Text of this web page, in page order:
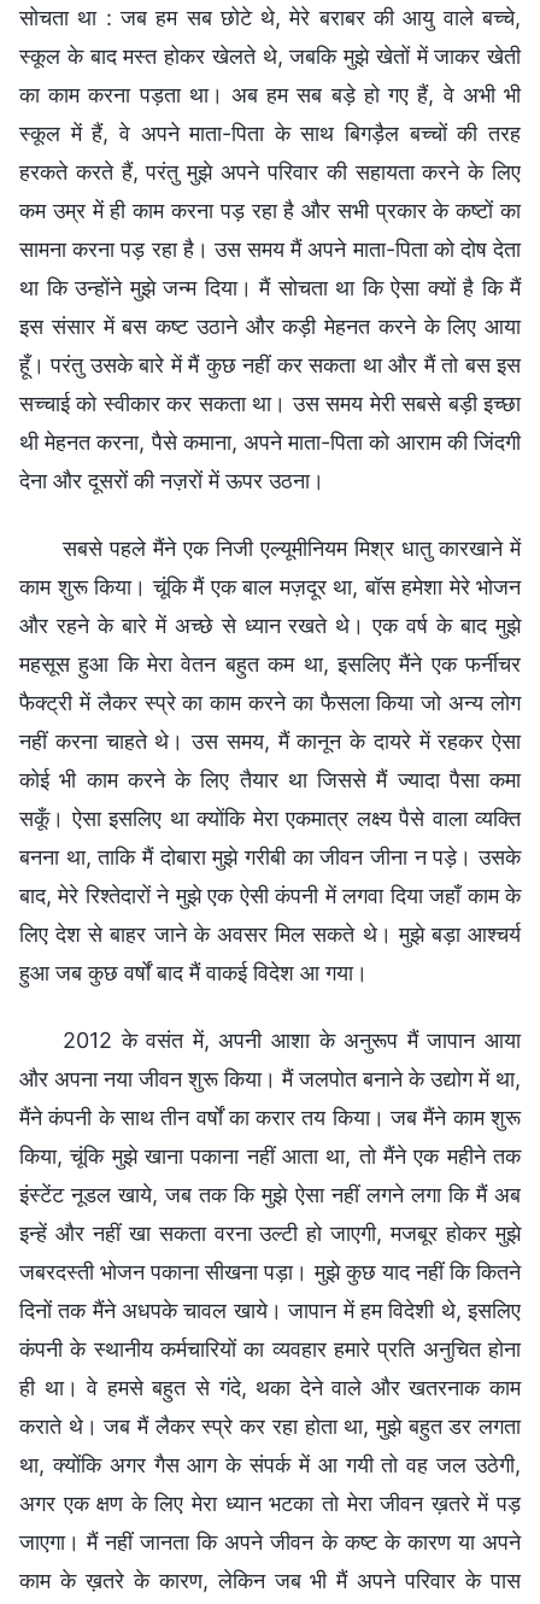
सोचता था : जब हम सब छोटे थे, मेरे बराबर की आयु वाले बच्चे,
स्कूल के बाद मस्त होकर खेलते थे, जबकि मुझे खेतों में जाकर खेती
का काम करना पड़ता था। अब हम सब बड़े हो गए हैं, वे अभी भी
स्कूल में हैं, वे अपने माता-पिता के साथ बिगड़ैल बच्चों की तरह
हरकते करते हैं, परंतु मुझे अपने परिवार की सहायता करने के लिए
कम उम्र में ही काम करना पड़ रहा है और सभी प्रकार के कष्टों का
सामना करना पड़ रहा है। उस समय मैं अपने माता-पिता को दोष देता
था कि उन्होंने मुझे जन्म दिया। मैं सोचता था कि ऐसा क्यों है कि मैं
इस संसार में बस कष्ट उठाने और कड़ी मेहनत करने के लिए आया
हूँ। परंतु उसके बारे में मैं कुछ नहीं कर सकता था और मैं तो बस इस
सच्चाई को स्वीकार कर सकता था। उस समय मेरी सबसे बड़ी इच्छा
थी मेहनत करना, पैसे कमाना, अपने माता-पिता को आराम की जिंदगी
देना और दूसरों की नज़रों में ऊपर उठना।
सबसे पहले मैंने एक निजी एल्यूमीनियम मिश्र धातु कारखाने में
काम शुरू किया। चूंकि मैं एक बाल मज़दूर था, बॉस हमेशा मेरे भोजन
और रहने के बारे में अच्छे से ध्यान रखते थे। एक वर्ष के बाद मुझे
महसूस हुआ कि मेरा वेतन बहुत कम था, इसलिए मैंने एक फर्नीचर
फैक्ट्री में लैकर स्प्रे का काम करने का फैसला किया जो अन्य लोग
नहीं करना चाहते थे। उस समय, मैं कानून के दायरे में रहकर ऐसा
कोई भी काम करने के लिए तैयार था जिससे मैं ज्यादा पैसा कमा
सकूँ। ऐसा इसलिए था क्योंकि मेरा एकमात्र लक्ष्य पैसे वाला व्यक्ति
बनना था, ताकि मैं दोबारा मुझे गरीबी का जीवन जीना न पड़े। उसके
बाद, मेरे रिश्तेदारों ने मुझे एक ऐसी कंपनी में लगवा दिया जहाँ काम के
लिए देश से बाहर जाने के अवसर मिल सकते थे। मुझे बड़ा आश्चर्य
हुआ जब कुछ वर्षों बाद मैं वाकई विदेश आ गया।
2012 के वसंत में, अपनी आशा के अनुरूप मैं जापान आया
और अपना नया जीवन शुरू किया। मैं जलपोत बनाने के उद्योग में था,
मैंने कंपनी के साथ तीन वर्षों का करार तय किया। जब मैंने काम शुरू
किया, चूंकि मुझे खाना पकाना नहीं आता था, तो मैंने एक महीने तक
इंस्टेंट नूडल खाये, जब तक कि मुझे ऐसा नहीं लगने लगा कि मैं अब
इन्हें और नहीं खा सकता वरना उल्टी हो जाएगी, मजबूर होकर मुझे
जबरदस्ती भोजन पकाना सीखना पड़ा। मुझे कुछ याद नहीं कि कितने
दिनों तक मैंने अधपके चावल खाये। जापान में हम विदेशी थे, इसलिए
कंपनी के स्थानीय कर्मचारियों का व्यवहार हमारे प्रति अनुचित होना
ही था। वे हमसे बहुत से गंदे, थका देने वाले और खतरनाक काम
कराते थे। जब मैं लैकर स्प्रे कर रहा होता था, मुझे बहुत डर लगता
था, क्योंकि अगर गैस आग के संपर्क में आ गयी तो वह जल उठेगी,
अगर एक क्षण के लिए मेरा ध्यान भटका तो मेरा जीवन ख़तरे में पड़
जाएगा। मैं नहीं जानता कि अपने जीवन के कष्ट के कारण या अपने
काम के ख़तरे के कारण, लेकिन जब भी मैं अपने परिवार के पास